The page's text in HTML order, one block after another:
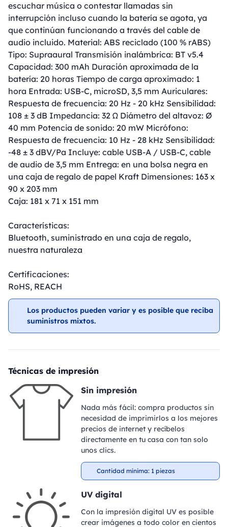
escuchar música o contestar llamadas sin
interrupción incluso cuando la batería se agota, ya
que continúan funcionando a través del cable de
audio incluido. Material: ABS reciclado (100 % rABS)
Tipo: Supraaural Transmisión inalámbrica: BT v5.4
Capacidad: 300 mAh Duración aproximada de la
batería: 20 horas Tiempo de carga aproximado: 1
hora Entrada: USB-C, microSD, 3,5 mm Auriculares:
Respuesta de frecuencia: 20 Hz - 20 kHz Sensibilidad:
108 ± 3 dB Impedancia: 32 Ω Diámetro del altavoz: Ø
40 mm Potencia de sonido: 20 mW Micrófono:
Respuesta de frecuencia: 10 Hz - 28 kHz Sensibilidad:
-48 ± 3 dBV/Pa Incluye: cable USB-A / USB-C, cable
de audio de 3,5 mm Entrega: en una bolsa negra en
una caja de regalo de papel Kraft Dimensiones: 163 x
90 x 203 mm
Caja: 181 x 71 x 151 mm
Características:
Bluetooth, suministrado en una caja de regalo,
nuestra naturaleza
Certificaciones:
RoHS, REACH
Los productos pueden variar y es posible que reciba
suministros mixtos.
Técnicas de impresión
Sin impresión
Nada más fácil: compra productos sin
necesidad de imprimirlos a los mejores
precios de internet y recíbelos
directamente en tu casa con tan solo
unos clics.
Cantidad mínima: 1 piezas
UV digital
Con la impresión digital UV es posible
crear imágenes a todo color en cientos